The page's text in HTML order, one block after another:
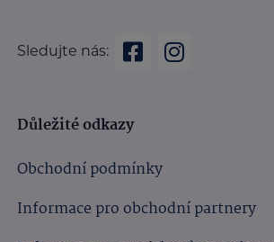
Sledujte nás:
Důležité odkazy
Obchodní podmínky
Informace pro obchodní partnery